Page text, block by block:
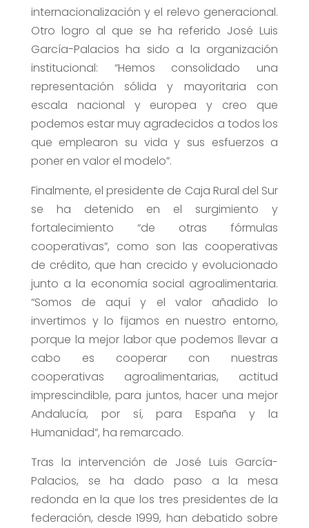
internacionalización y el relevo generacional.
Otro logro al que se ha referido José Luis
García-Palacios ha sido a la organización
institucional: “Hemos consolidado una
representación sólida y mayoritaria con
escala nacional y europea y creo que
podemos estar muy agradecidos a todos los
que emplearon su vida y sus esfuerzos a
poner en valor el modelo”.
Finalmente, el presidente de Caja Rural del Sur
se ha detenido en el surgimiento y
fortalecimiento “de otras fórmulas
cooperativas”, como son las cooperativas
de crédito, que han crecido y evolucionado
junto a la economía social agroalimentaria.
“Somos de aquí y el valor añadido lo
invertimos y lo fijamos en nuestro entorno,
porque la mejor labor que podemos llevar a
cabo es cooperar con nuestras
cooperativas agroalimentarias, actitud
imprescindible, para juntos, hacer una mejor
Andalucía, por sí, para España y la
Humanidad”, ha remarcado.
Tras la intervención de José Luis García-
Palacios, se ha dado paso a la mesa
redonda en la que los tres presidentes de la
federación, desde 1999, han debatido sobre